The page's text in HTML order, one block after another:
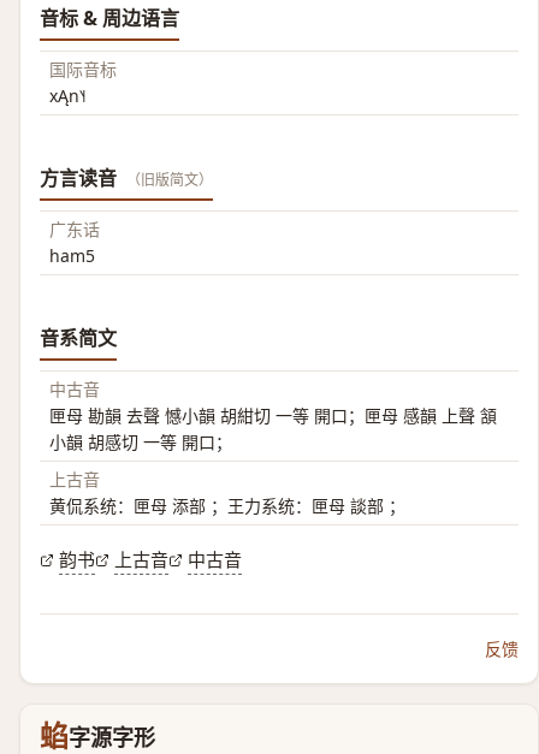
音标 & 周边语言
国际音标
xĄn˥˧
方言读音 （旧版简文）
广东话
ham5
音系简文
中古音
匣母 勘韻 去聲 憾小韻 胡紺切 一等 開口；匣母 感韻 上聲 頷
小韻 胡感切 一等 開口；
上古音
黄侃系统：匣母 添部 ；王力系统：匣母 談部 ；
韵书 上古音 中古音
反馈
蜭字源字形